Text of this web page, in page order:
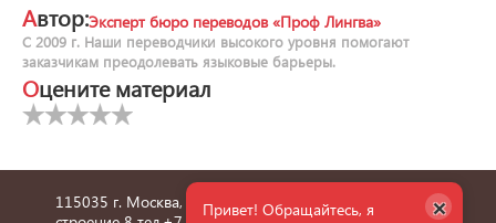
Автор:Эксперт бюро переводов «Проф Лингва»
С 2009 г. Наши переводчики высокого уровня помогают
заказчикам преодолевать языковые барьеры.
Оцените материал
115035 г. Москва, улица Пятницкая, дом 6/1,
Привет! Обращайтесь, я
×